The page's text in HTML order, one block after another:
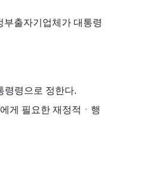
출자기업체가 대통령
령령으로 정한다.
게 필요한 재정적ㆍ행